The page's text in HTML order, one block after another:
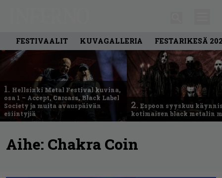
FESTIVAALIT KUVAGALLERIA FESTARIKESÄ
1. Hellsinki Metal Festival kuvina,
osa 1 – Accept, Carcass, Black Label
Society ja muita avauspäivän
esiintyjiä
2. Espoon syyskuu
kotimaisen black metalin
Aihe: Chakra Coin